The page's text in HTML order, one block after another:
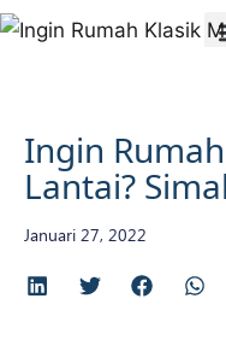
Ingin
Lantai?
Januari 27, 2022